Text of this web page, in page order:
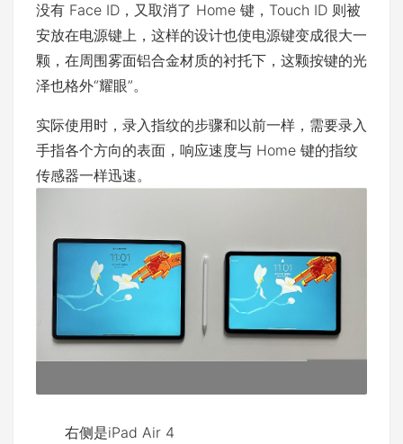
没有 Face ID，又取消了 Home 键，Touch ID 则被
安放在电源键上，这样的设计也使电源键变成很大一
颗，在周围雾面铝合金材质的衬托下，这颗按键的光
泽也格外“耀眼”。
实际使用时，录入指纹的步骤和以前一样，需要录入
手指各个方向的表面，响应速度与 Home 键的指纹
传感器一样迅速。
右侧是iPad Air 4